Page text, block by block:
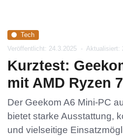
Tech
Veröffentlicht: 24.3.2025 - Aktualisiert:
Kurztest:
mit AMD Ryzen
Der Geekom A6 Mini-PC
bietet starke Ausstattung,
und vielseitige